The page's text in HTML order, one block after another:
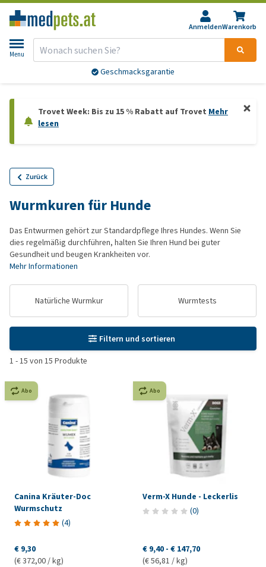
AnmeldenWarenkorb
Menu
Geschmacksgarantie
Trovet Week: Bis zu 15 % Rabatt auf Trovet Mehr
lesen
Zurück
Wurmkuren für Hunde
Das Entwurmen gehört zur Standardpflege Ihres Hundes. Wenn Sie
dies regelmäßig durchführen, halten Sie Ihren Hund bei guter
Gesundheit und beugen Krankheiten vor.
Mehr Informationen
Natürliche Wurmkur Wurmtests
Filtern und sortieren
1 -15 von 15 Produkte
Abo
Canina Kräuter-Doc
Wurmschutz
(4)
€ 9,30
(€ 372,00 / kg)
Abo
Verm-X Hunde - Leckerlis
(0)
€ 9,40 - € 147,70
(€ 56,81 / kg)